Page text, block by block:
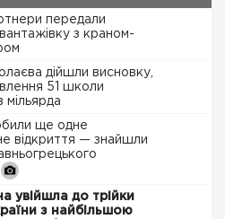
передали
з краном-
дійшли висновку,
51 школи
мільярда
ще одне
відкриття — знайшли
увійшла до трійки
з найбільшою